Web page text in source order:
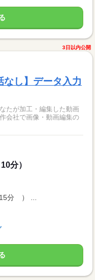
3日以内公開
なし】データ入力
会社で画像・動画編集の
分）
分 ） ...